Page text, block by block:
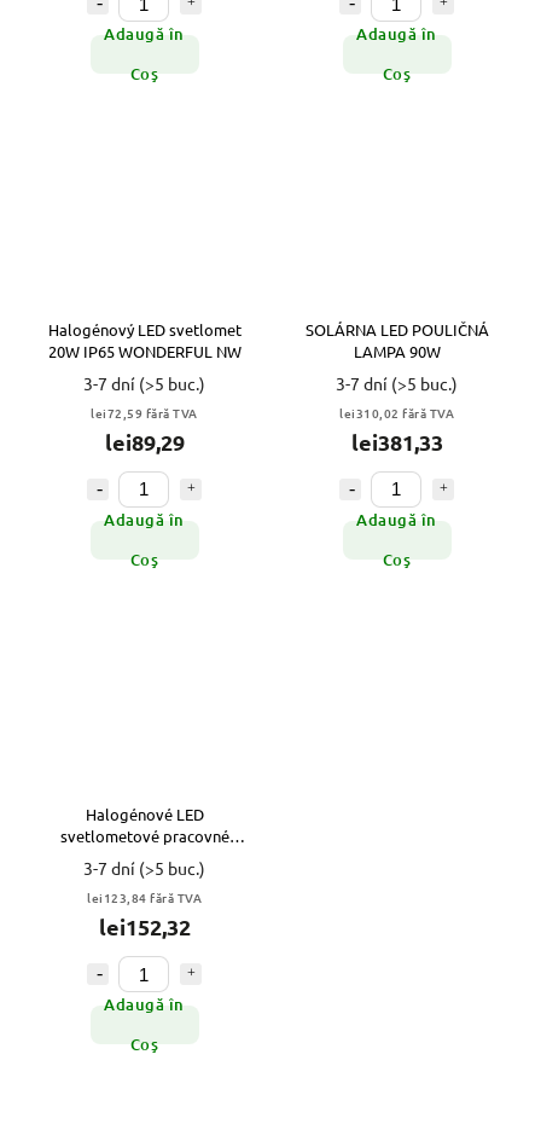
Adaugă în
Coş
Adaugă în
Coş
Halogénový LED svetlomet
20W IP65 WONDERFUL NW
3-7 dní (>5 buc.)
lei72,59 fără TVA
lei89,29
Adaugă în
Coş
SOLÁRNA LED POULIČNÁ
LAMPA 90W
3-7 dní (>5 buc.)
lei310,02 fără TVA
lei381,33
Adaugă în
Coş
Halogénové LED
svetlometové pracovné
svetlo 16x3W 3070Lm
3-7 dní (>5 buc.)
lei123,84 fără TVA
lei152,32
Adaugă în
Coş